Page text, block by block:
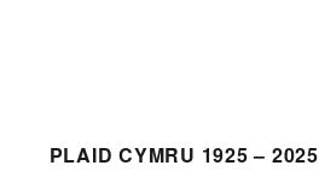
PLAID CYMRU 1925 – 2025